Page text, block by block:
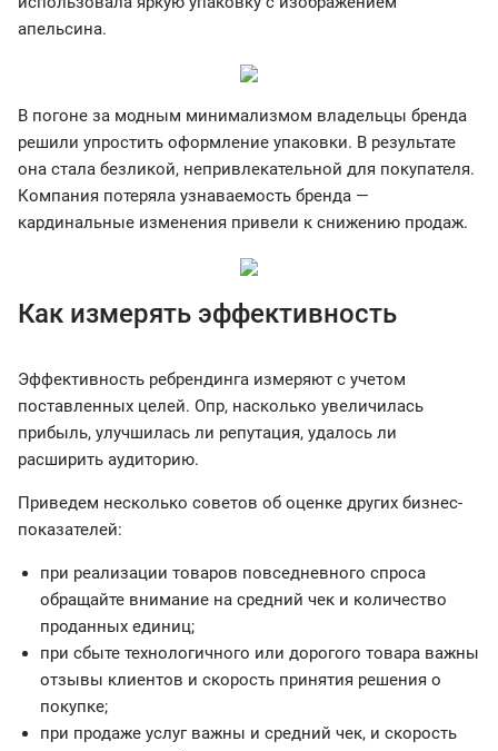
апельсина.
В погоне за модным минимализмом владельцы бренда
решили упростить оформление упаковки. В результате
она стала безликой, непривлекательной для покупателя.
Компания потеряла узнаваемость бренда —
кардинальные изменения привели к снижению продаж.
Как измерять эффективность
Эффективность ребрендинга измеряют с учетом
поставленных целей. Опр, насколько увеличилась
прибыль, улучшилась ли репутация, удалось ли
расширить аудиторию.
Приведем несколько советов об оценке других бизнес-
показателей:
при реализации товаров повседневного спроса
обращайте внимание на средний чек и количество
проданных единиц;
при сбыте технологичного или дорогого товара важны
отзывы клиентов и скорость принятия решения о
покупке;
при продаже услуг важны и средний чек, и скорость